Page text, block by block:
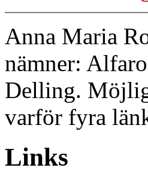
Anna Maria
nämner:
Delling.
varför fyra
Links